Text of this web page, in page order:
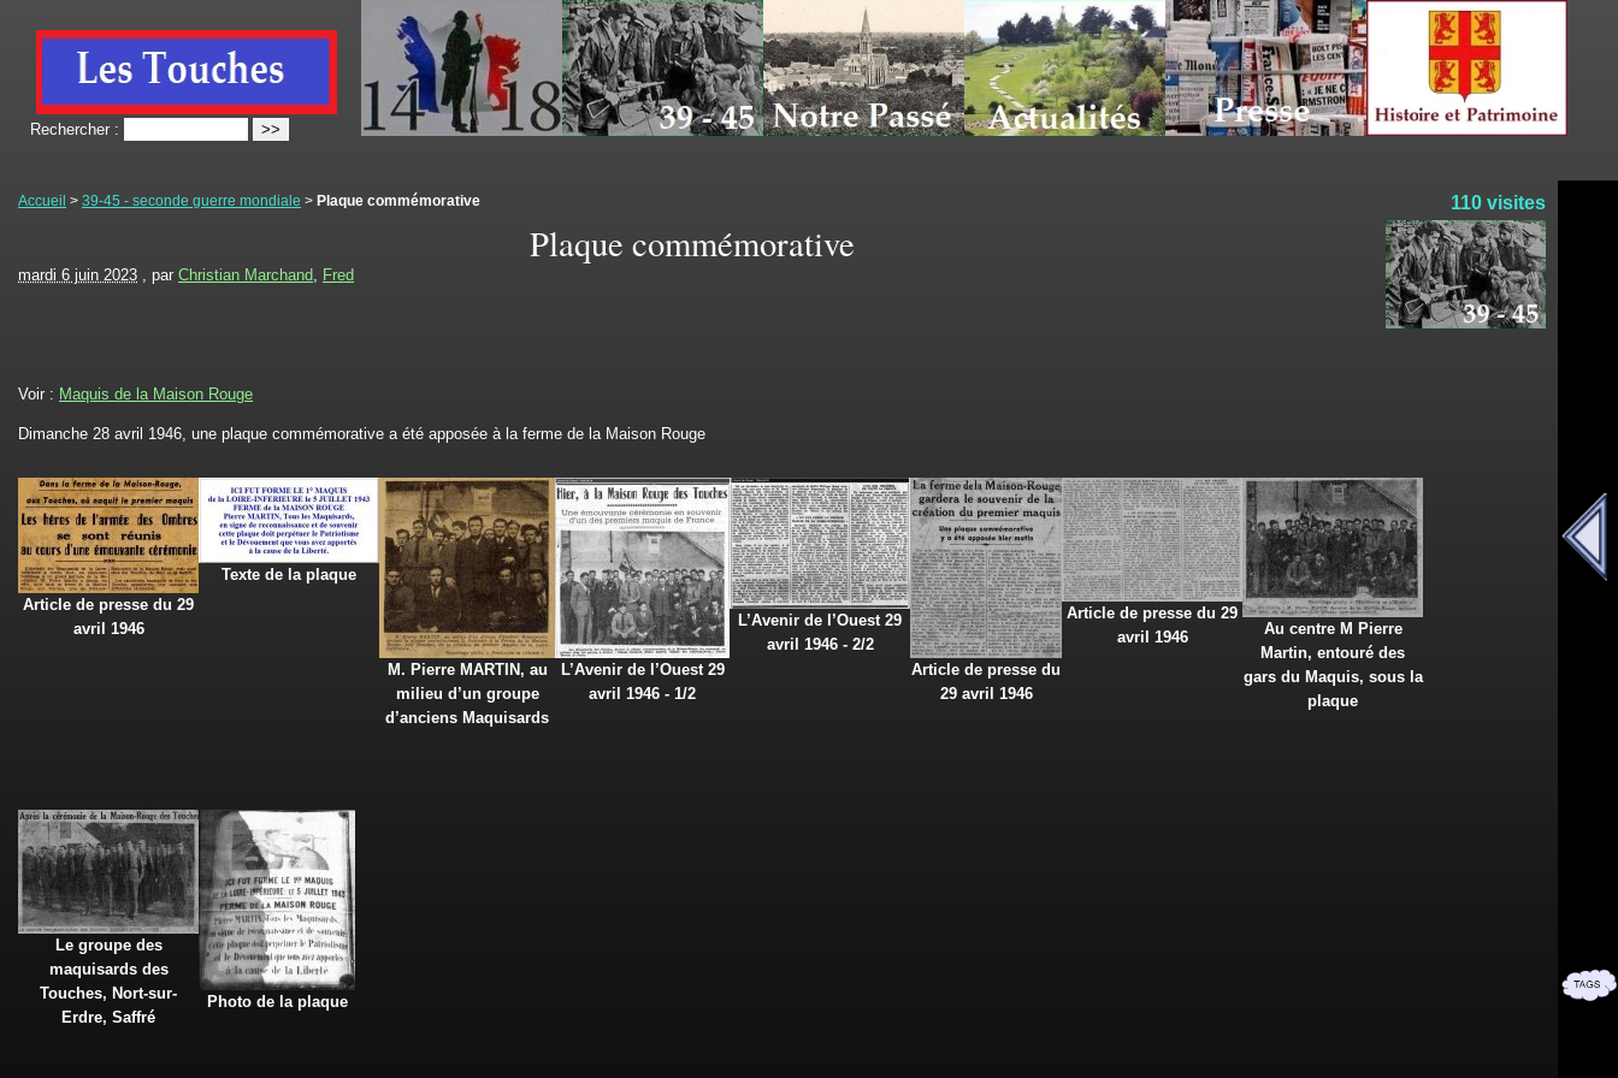
Rechercher :
Accueil > 39-45 - seconde guerre mondiale > Plaque commémorative 110 visites
Plaque commémorative
mardi 6 juin 2023 , par Christian Marchand, Fred
Voir : Maquis de la Maison Rouge
Dimanche 28 avril 1946, une plaque commémorative a été apposée à la ferme de la Maison Rouge
Article de presse du 29
avril 1946
Texte de la plaque
M. Pierre MARTIN, au
milieu d’un groupe
d’anciens Maquisards
L’Avenir de l’Ouest 29
avril 1946 - 1/2
L’Avenir de l’Ouest 29
avril 1946 - 2/2
Article de presse du
29 avril 1946
Article de presse du 29
avril 1946
Au centre M Pierre
Martin, entouré des
gars du Maquis, sous la
plaque
Le groupe des
maquisards des
Touches, Nort-sur-
Erdre, Saffré
Photo de la plaque